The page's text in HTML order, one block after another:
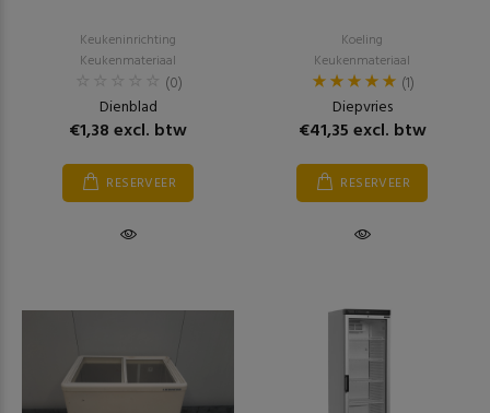
Keukeninrichting
Keukenmateriaal
(0)
Dienblad
€1,38 excl. btw
RESERVEER
Koeling
Keukenmateriaal
(1)
Diepvries
€41,35 excl. btw
RESERVEER